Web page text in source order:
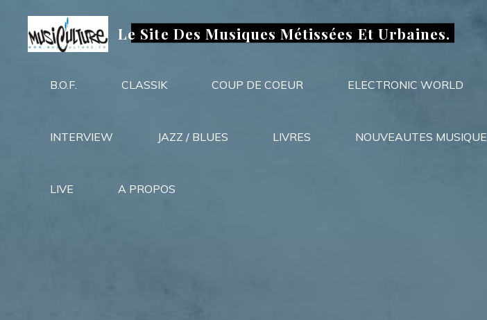
contenu
Le Site Des Musiques Métissées Et Urbaines.
B.O.F. CLASSIK COUP DE COEUR ELECTRONIC WORLD
INTERVIEW JAZZ / BLUES LIVRES NOUVEAUTES MUSIQUE
LIVE A PROPOS